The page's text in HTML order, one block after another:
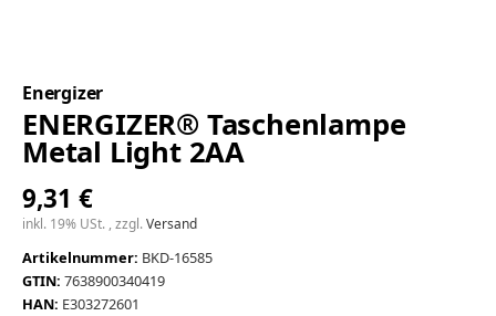
Energizer
ENERGIZER® Taschenlampe
Metal Light 2AA
9,31 €
inkl. 19% USt. , zzgl.Versand
Artikelnummer: BKD-16585
GTIN: 7638900340419
HAN: E303272601